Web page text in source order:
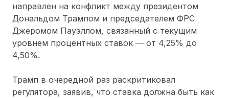
направлен на конфликт между президентом
Дональдом Трампом и председателем ФРС
Джеромом Пауэллом, связанный с текущим
уровнем процентных ставок — от 4,25% до
4,50%.
Трамп в очередной раз раскритиковал
регулятора, заявив, что ставка должна быть как